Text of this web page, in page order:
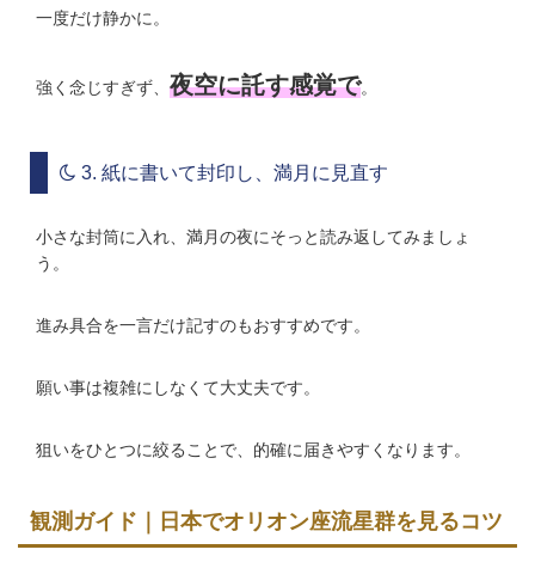
一度だけ静かに。
強く念じすぎず、 夜空に託す感覚で。
3. 紙に書いて封印し、満月に見直す
小さな封筒に入れ、満月の夜にそっと読み返してみましょ
う。
進み具合を一言だけ記すのもおすすめです。
願い事は複雑にしなくて大丈夫です。
狙いをひとつに絞ることで、的確に届きやすくなります。
観測ガイド｜日本でオリオン座流星群を見るコツ